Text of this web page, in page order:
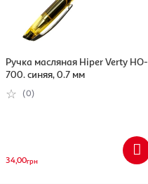
Ручка масляная Hiper Verty HO-
700. синяя, 0.7 мм
(0)
34,00грн